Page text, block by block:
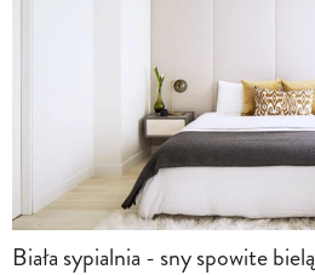
Biała sypialnia - sny spowite bielą